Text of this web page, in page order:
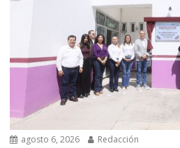
agosto 6, 2026 Redacción